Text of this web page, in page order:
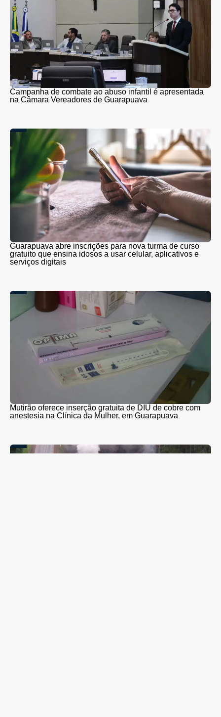
Campanha de combate ao abuso infantil é apresentada
na Câmara Vereadores de Guarapuava
Guarapuava abre inscrições para nova turma de curso
gratuito que ensina idosos a usar celular, aplicativos e
serviços digitais
Mutirão oferece inserção gratuita de DIU de cobre com
anestesia na Clínica da Mulher, em Guarapuava